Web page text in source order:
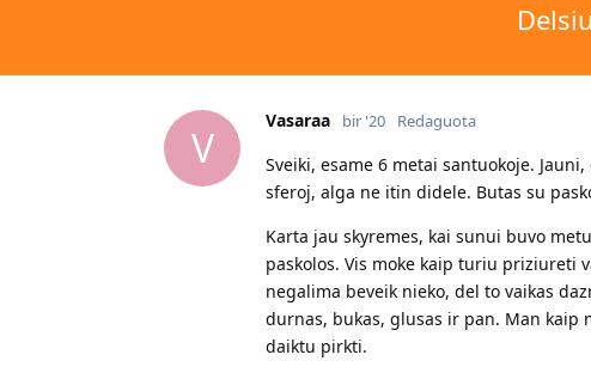
V
Vasaraa bir '20 Redaguota
Sveiki, esame 6 metai santuokoje.
sferoj, alga ne itin didele. Butas su
Karta jau skyremes, kai sunui buvo
paskolos. Vis moke kaip turiu priziureti
negalima beveik nieko, del to vaikas
durnas, bukas, glusas ir pan. Man kaip
daiktu pirkti.